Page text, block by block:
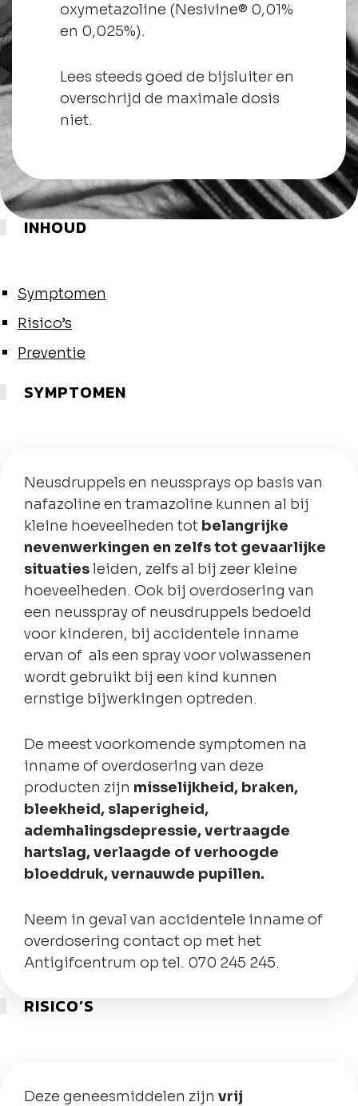
oxymetazoline (Nesivine® 0,01%
en 0,025%).
Lees steeds goed de bijsluiter en
overschrijd de maximale dosis
niet.
INHOUD
Symptomen
Risico’s
Preventie
SYMPTOMEN
Neusdruppels en neussprays op basis van
nafazoline en tramazoline kunnen al bij
kleine hoeveelheden tot belangrijke
nevenwerkingen en zelfs tot gevaarlijke
situatiesleiden, zelfs al bij zeer kleine
hoeveelheden. Ook bij overdosering van
een neusspray of neusdruppels bedoeld
voor kinderen, bij accidentele inname
ervan of als een spray voor volwassenen
wordt gebruikt bij een kind kunnen
ernstige bijwerkingen optreden.
De meest voorkomende symptomen na
inname of overdosering van deze
producten zijn misselijkheid, braken,
bleekheid, slaperigheid,
ademhalingsdepressie, vertraagde
hartslag, verlaagde of verhoogde
bloeddruk, vernauwde pupillen.
Neem in geval van accidentele inname of
overdosering contact op met het
Antigifcentrum op tel. 070 245 245.
RISICO’S
Deze geneesmiddelen zijn vrij